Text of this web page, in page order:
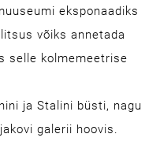
eksponaadiks
võiks annetada
selle kolmemeetrise
ja Stalini büsti, nagu
galerii hoovis.